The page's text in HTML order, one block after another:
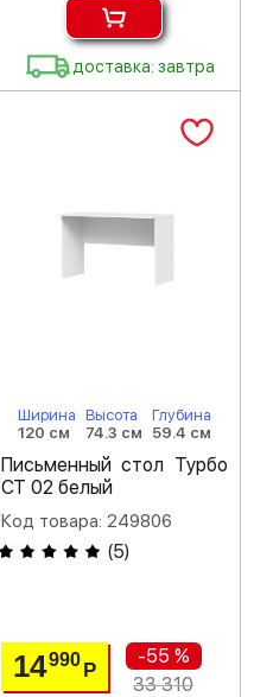
доставка: завтра
Ширина
120 см
Высота
74.3 см
Глубина
59.4 см
Письменный стол Турбо
СТ 02 белый
Код товара: 249806
(5)
14990 Р
-55 %
33 310